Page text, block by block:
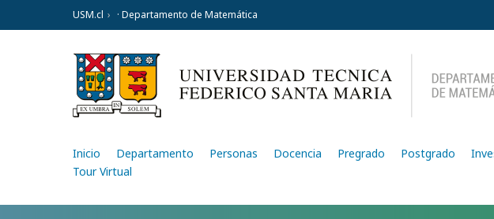
USM.cl · Departamento de Matemática
Inicio Departamento Personas Docencia Pregrado Postgrado
Tour Virtual